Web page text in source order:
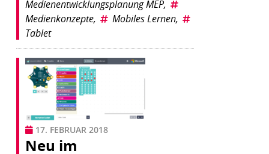
Medienentwicklungsplanung MEP,
Medienkonzepte, Mobiles Lernen,
Tablet
17. FEBRUAR 2018
Neu im